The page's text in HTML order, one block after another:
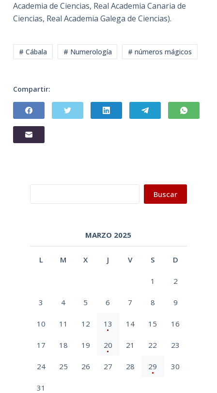
Academia de Ciencias, Real Academia Canaria de
Ciencias, Real Academia Galega de Ciencias).
# Cábala # Numerología # números mágicos
Compartir:
Buscar
MARZO 2025
L M X J V S D
1 2
3 4 5 6 7 8 9
10 11 12 13 14 15 16
17 18 19 20 21 22 23
24 25 26 27 28 29 30
31